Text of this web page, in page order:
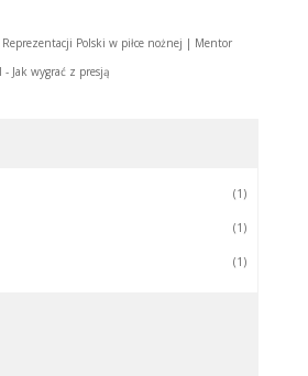
Polski w piłce nożnej | Mentor
- Jak wygrać z presją
(1)
(1)
(1)